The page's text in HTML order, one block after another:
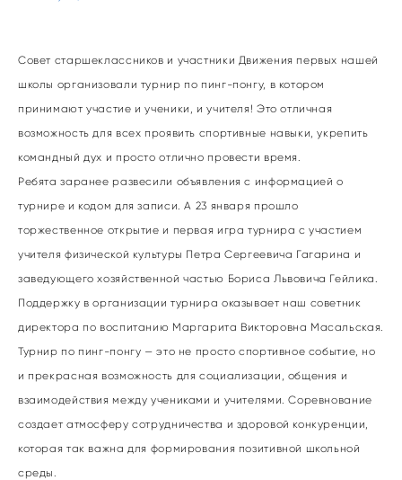
Совет старшеклассников и участники Движения первых нашей
школы организовали турнир по пинг-понгу, в котором
принимают участие и ученики, и учителя! Это отличная
возможность для всех проявить спортивные навыки, укрепить
командный дух и просто отлично провести время.
Ребята заранее развесили объявления с информацией о
турнире и кодом для записи. А 23 января прошло
торжественное открытие и первая игра турнира с участием
учителя физической культуры Петра Сергеевича Гагарина и
заведующего хозяйственной частью Бориса Львовича Гейлика.
Поддержку в организации турнира оказывает наш советник
директора по воспитанию Маргарита Викторовна Масальская.
Турнир по пинг-понгу — это не просто спортивное событие, но
и прекрасная возможность для социализации, общения и
взаимодействия между учениками и учителями. Соревнование
создает атмосферу сотрудничества и здоровой конкуренции,
которая так важна для формирования позитивной школьной
среды.